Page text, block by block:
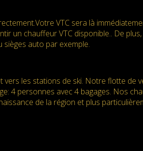
VTC sera là
un chauffeur VTC disponible.. De
auto par exemple.
les stations de ski. Notre flotte de
4 personnes avec 4 bagages. Nos
de la région et plus